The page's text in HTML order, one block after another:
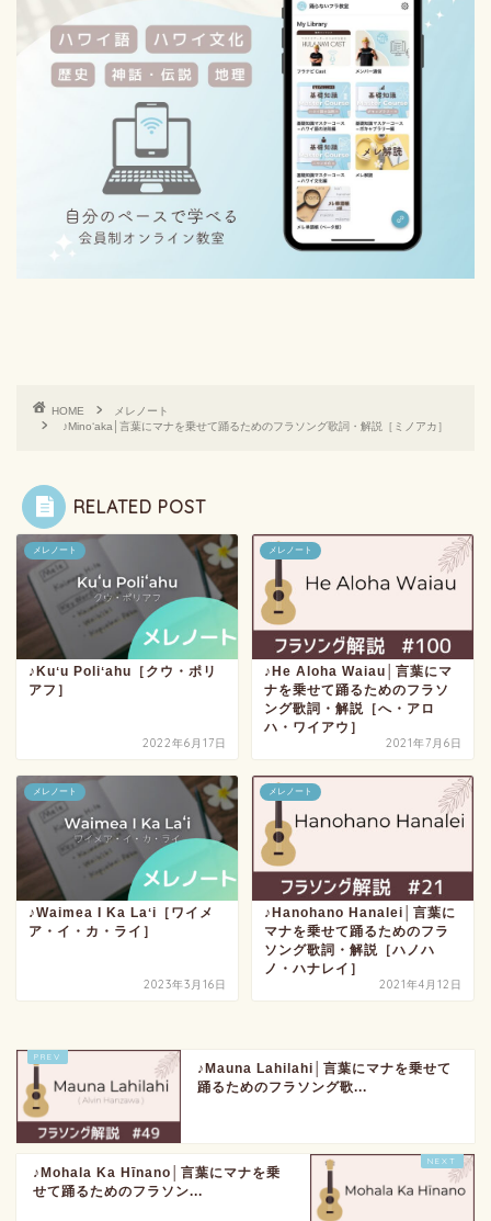
HOME
メレノート
♪Minoʻaka│言葉にマナを乗せて踊るためのフラソング歌詞・解説［ミノアカ］
RELATED POST
メレノート
♪Kuʻu Poliʻahu［クウ・ポリ
アフ］
2022年6月17日
メレノート
♪He Aloha Waiau│言葉にマ
ナを乗せて踊るためのフラソ
ング歌詞・解説［へ・アロ
ハ・ワイアウ］
2021年7月6日
メレノート
♪Waimea I Ka Laʻi［ワイメ
ア・イ・カ・ライ］
2023年3月16日
メレノート
♪Hanohano Hanalei│言葉に
マナを乗せて踊るためのフラ
ソング歌詞・解説［ハノハ
ノ・ハナレイ］
2021年4月12日
♪Mauna Lahilahi│言葉にマナを乗せて
踊るためのフラソング歌...
♪Mohala Ka Hīnano│言葉にマナを乗
せて踊るためのフラソン...